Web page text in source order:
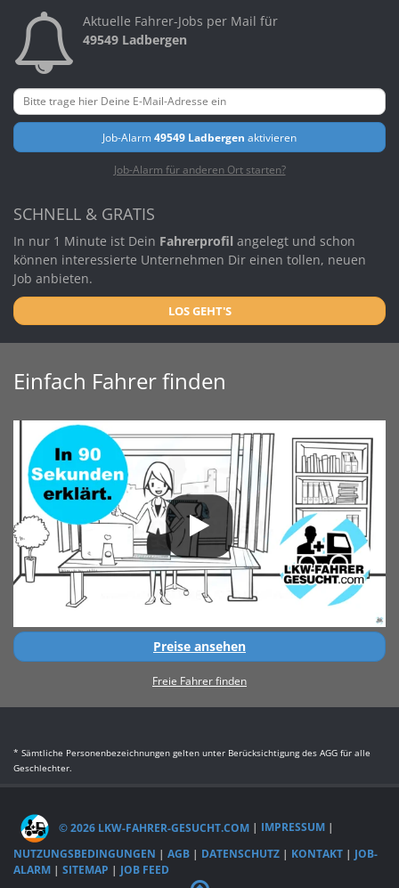
Aktuelle Fahrer-Jobs per Mail für
49549 Ladbergen
Job-Alarm49549 Ladbergen aktivieren
Job-Alarm für anderen Ort starten?
SCHNELL & GRATIS
In nur 1 Minute ist Dein Fahrerprofil angelegt und schon
können interessierte Unternehmen Dir einen tollen, neuen
Job anbieten.
LOS GEHT'S
Einfach Fahrer finden
Preise ansehen
Freie Fahrer finden
* Sämtliche Personenbezeichnungen gelten unter Berücksichtigung des AGG für alle
Geschlechter.
© 2026 LKW-FAHRER-GESUCHT.COM | IMPRESSUM |
NUTZUNGSBEDINGUNGEN | AGB | DATENSCHUTZ | KONTAKT | JOB-
ALARM | SITEMAP | JOB FEED